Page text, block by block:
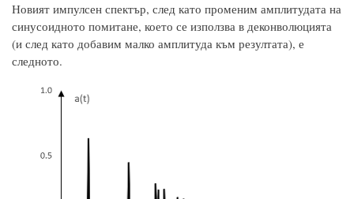
Новият импулсен спектър, след като променим амплитудата на
синусоидното помитане, което се използва в деконволюцията
(и след като добавим малко амплитуда към резултата), е
следното.